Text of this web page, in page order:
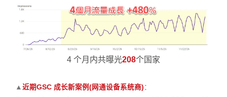
4 个月内共曝光208个国家
▲ 近期GSC 成长新案例(网通设备系统商) ：